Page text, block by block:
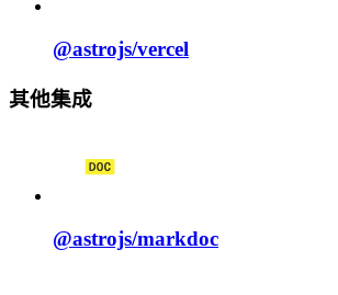
@astrojs/vercel
其他集成
@astrojs/markdoc